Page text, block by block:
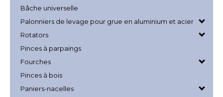
Bâche universelle
Palonniers de levage pour grue en aluminium et acier
Rotators
Pinces à parpaings
Fourches
Pinces à bois
Paniers-nacelles